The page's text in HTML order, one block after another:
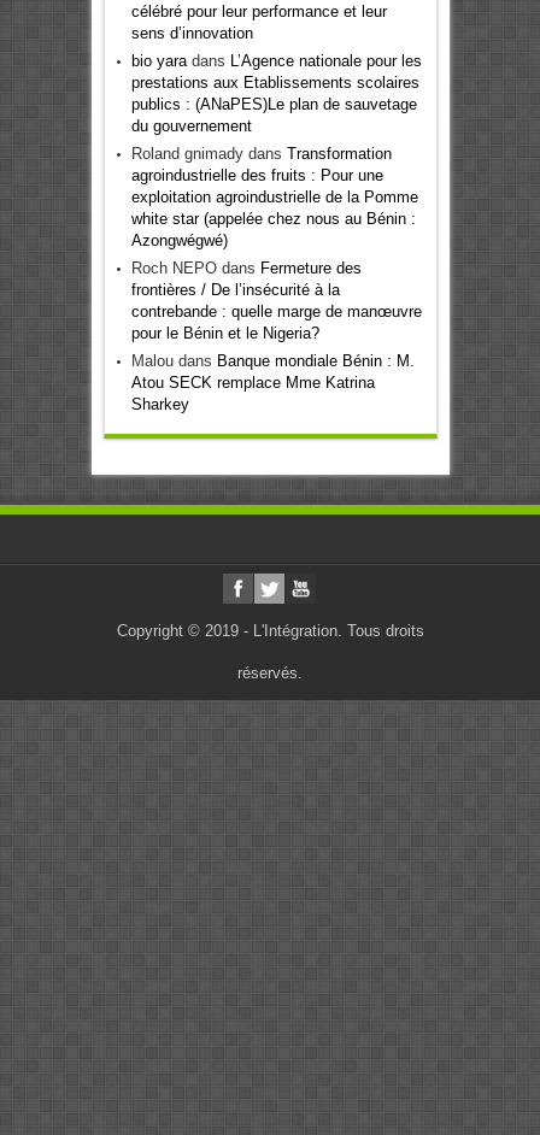
célébré pour leur performance et leur
sens d’innovation
bio yaradans
L’Agence nationale pour les
prestations aux Etablissements scolaires
publics : (ANaPES)Le plan de sauvetage
du gouvernement
Roland gnimadydans Transformation
agroindustrielle des fruits : Pour une
exploitation agroindustrielle de la Pomme
white star (appelée chez nous au Bénin :
Azongwégwé)
Roch NEPOdans Fermeture des
frontières / De l’insécurité à la
contrebande : quelle marge de manœuvre
pour le Bénin et le Nigeria?
Maloudans Banque mondiale Bénin : M.
Atou SECK remplace Mme Katrina
Sharkey
Copyright © 2019 - L'Intégration. Tous droits
réservés.